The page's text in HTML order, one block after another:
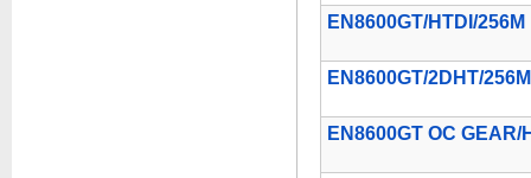
EN8600GT/HTDI/256M
EN8600GT/2DHT/256M
EN8600GT OC GEAR/